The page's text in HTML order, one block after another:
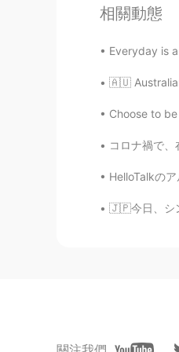
David
David
相關動態
Everyday is
🇦🇺
Choose to
コロナ禍で、在宅勤務が
HelloTalkのアルゴリズ
🇯🇵今日、シンコ・デ・マ